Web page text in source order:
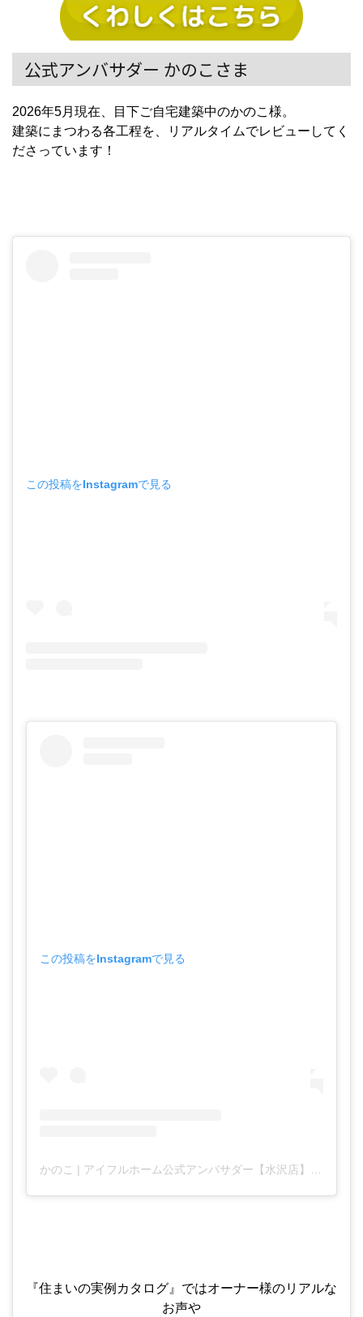
公式アンバサダー かのこさま
2026年5月現在、目下ご自宅建築中のかのこ様。
建築にまつわる各工程を、リアルタイムでレビューしてく
ださっています！
この投稿をInstagramで見る
この投稿をInstagramで見る
『住まいの実例カタログ』ではオーナー様のリアルな
お声や